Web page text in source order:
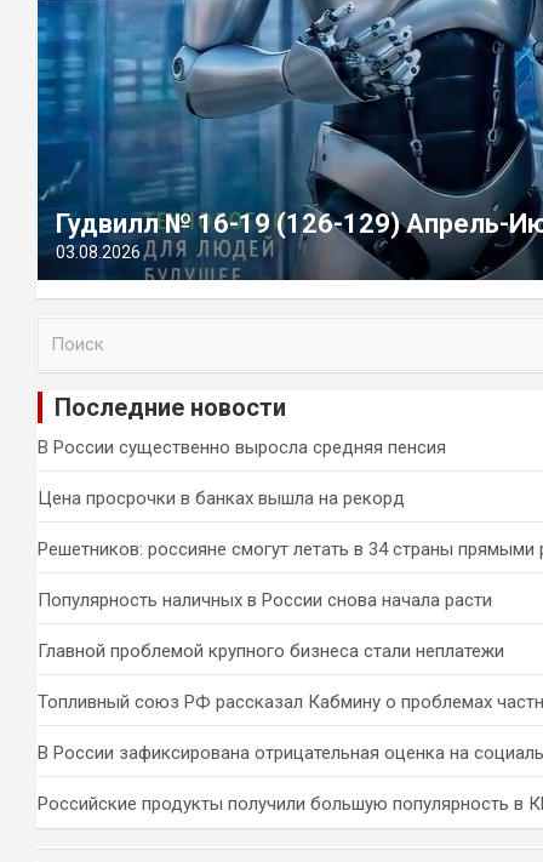
Гудвилл № 16-19 (126-129) Апрель-
03.08.2026
и
Последние новости
В России существенно выросла средняя пенсия
Цена просрочки в банках вышла на рекорд
Решетников: россияне смогут летать в 34 страны прямыми
Популярность наличных в России снова начала расти
Главной проблемой крупного бизнеса стали неплатежи
Топливный союз РФ рассказал Кабмину о проблемах
В России зафиксирована отрицательная оценка на
Российские продукты получили большую популярность в